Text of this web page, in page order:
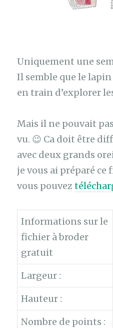
Uniquement une
Il semble que le lapin
en train d’explorer
Mais il ne pouvait
vu. 😉 Ca doit être
avec deux grands
je vous ai préparé ce
vous pouvez
Informations sur le
fichier à broder
gratuit
Largeur :
Hauteur :
Nombre de points :